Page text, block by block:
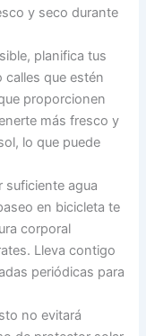
y seco durante
planifica tus
que estén
proporcionen
más fresco y
lo que puede
suficiente agua
en bicicleta te
corporal
Lleva contigo
periódicas para
no evitará